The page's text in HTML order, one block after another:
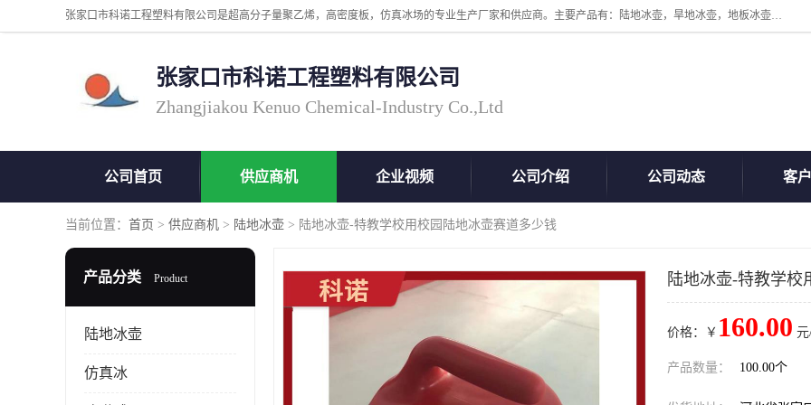
张家口市科诺工程塑料有限公司是超高分子量聚乙烯，高密度板，仿真冰场的专业生产厂家和供应商。主要产品有：陆地冰壶，旱地冰壶，地板冰壶，地壶球，仿真冰壶，仿真冰，冰蹴球，MGB轴套，MGE滑板，高密度板，仿真冰场等产品。欢迎有需要的朋友前来联系。
张家口市科诺工程塑料有限公司
Zhangjiakou Kenuo Chemical-Industry Co.,Ltd
公司首页 供应商机 企业视频 公司介绍 公司动态 客
当前位置： 首页 > 供应商机 > 陆地冰壶 > 陆地冰壶-特教学校用校园陆地冰壶赛道多少钱
产品分类 Product
陆地冰壶
仿真冰
陆地冰壶-特教学校
价格：￥ 160.00
产品数量： 100.00个